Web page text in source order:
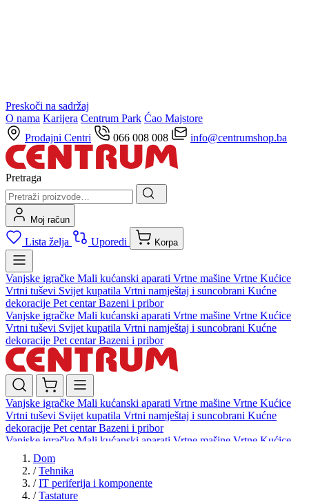
Preskoči na sadržaj
O nama Karijera Centrum Park Ćao Majstore
Prodajni Centri
066 008 008 info@centrumshop.ba
Pretraga
Moj račun
Lista želja Uporedi Korpa
Vanjske igračke Mali kućanski aparati Vrtne mašine Vrtne Kućice
Vrtni tuševi Svijet kupatila Vrtni namještaj i suncobrani Kućne
dekoracije Pet centarBazeni i pribor
Vanjske igračke Mali kućanski aparati Vrtne mašine Vrtne Kućice
Vrtni tuševi Svijet kupatila Vrtni namještaj i suncobrani Kućne
dekoracije Pet centarBazeni i pribor
Vanjske igračke Mali kućanski aparati Vrtne mašine Vrtne Kućice
Vrtni tuševi Svijet kupatila Vrtni namještaj i suncobrani Kućne
dekoracije Pet centarBazeni i pribor
Vanjske igračke Mali kućanski aparati Vrtne mašine Vrtne Kućice
Vrtni tuševi
dekoracijePet centar
Dom
/ Tehnika
/ IT periferija i komponente
/ Tastature